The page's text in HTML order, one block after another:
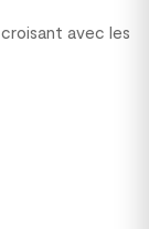
avec les